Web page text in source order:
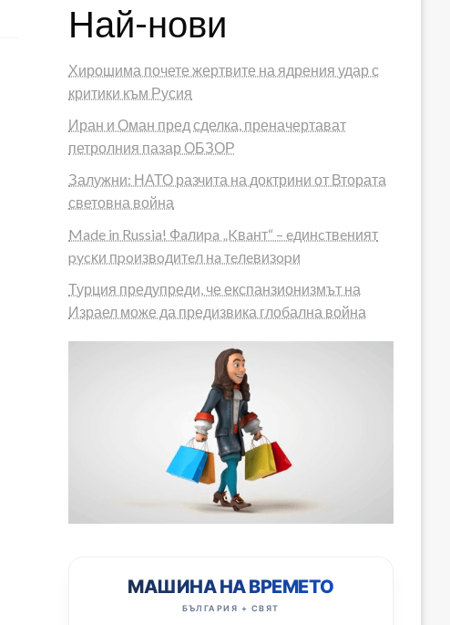
Най-нови
Хирошима почете жертвите на ядрения удар с
критики към Русия
Иран и Оман пред сделка, преначертават
петролния пазар ОБЗОР
Залужни: НАТО разчита на доктрини от Втората
световна война
Made in Russia! Фaлиpa „Kвaнт“ – eдинcтвeният
pycĸи пpoизвoдитeл нa тeлeвизopи
Турция предупреди, че експанзионизмът на
Израел може да предизвика глобална война
МАШИНА НА ВРЕМЕТО
БЪЛГАРИЯ + СВЯТ